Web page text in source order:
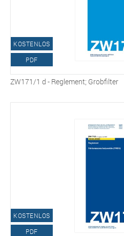
KOSTENLOS
PDF
ZW171/1 d - Reglement; Grobfilter
KOSTENLOS
PDF